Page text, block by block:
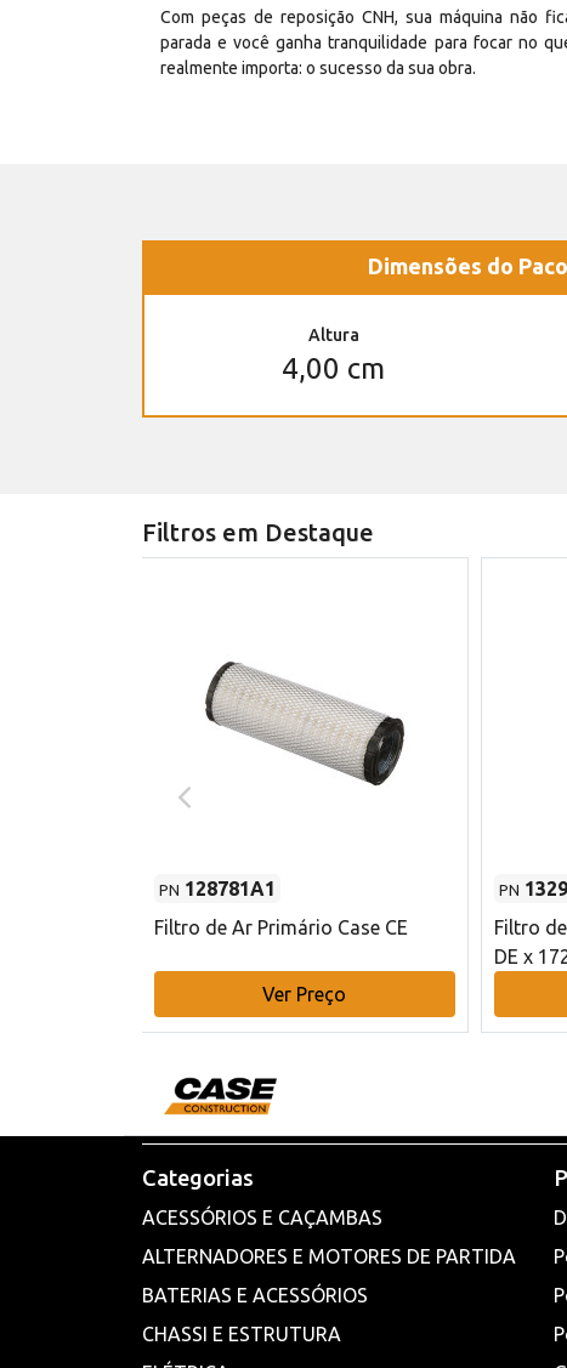
Com peças de reposição CNH, sua máquina não
parada e você ganha tranquilidade para focar no
realmente importa: o sucesso da sua obra.
Dimensões do
Altura
4,00 cm
Filtros em Destaque
PN 128781A1
Filtro de Ar Primário Case CE
Ver Preço
PN
Filtro
DE x
Categorias
ACESSÓRIOS E CAÇAMBAS
ALTERNADORES E MOTORES DE PARTIDA
BATERIAS E ACESSÓRIOS
CHASSI E ESTRUTURA